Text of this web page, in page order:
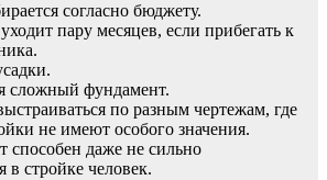
согласно бюджету.
пару месяцев, если прибегать к
сложный фундамент.
по разным чертежам, где
не имеют особого значения.
способен даже не сильно
стройке человек.